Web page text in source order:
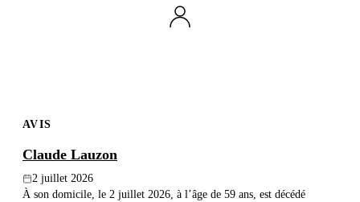
AVIS
Claude Lauzon
2 juillet 2026
À son domicile, le 2 juillet 2026, à l’âge de 59 ans, est décédé